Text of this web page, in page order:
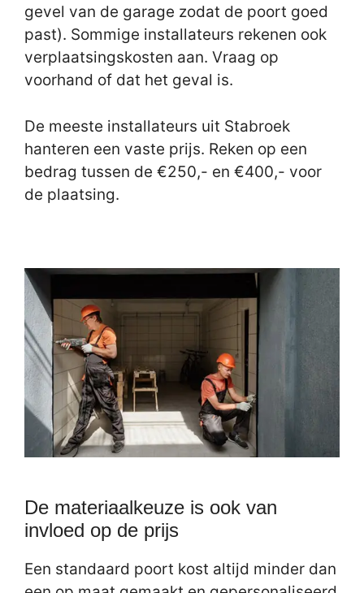
gevel van de garage zodat de poort goed
past). Sommige installateurs rekenen ook
verplaatsingskosten aan. Vraag op
voorhand of dat het geval is.
De meeste installateurs uit Stabroek
hanteren een vaste prijs. Reken op een
bedrag tussen de €250,- en €400,- voor
de plaatsing.
De materiaalkeuze is ook van
invloed op de prijs
Een standaard poort kost altijd minder dan